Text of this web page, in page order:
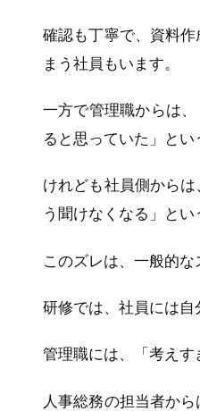
確認も丁寧で、資料
まう社員もいます。
一方で管理職からは
ると思っていた」と
けれども社員側から
う聞けなくなる」とい
このズレは、一般的
研修では、社員には
管理職には、「考え
人事総務の担当者か